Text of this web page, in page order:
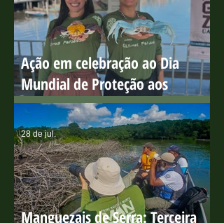
Ação em celebração ao Dia
Mundial de Proteção aos
Manguezais
31 de jul.
28 de jul.